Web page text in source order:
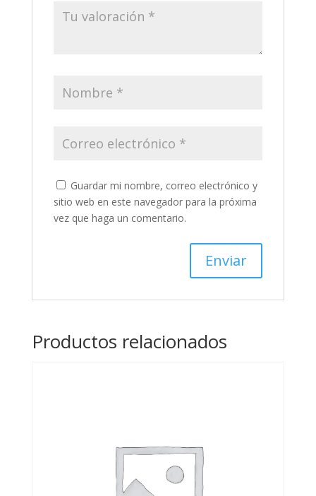
Guardar mi nombre, correo electrónico y
sitio web en este navegador para la próxima
vez que haga un comentario.
Productos relacionados